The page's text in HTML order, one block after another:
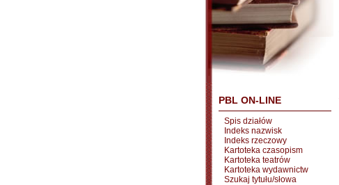
PBL ON-LINE
Spis działów
Indeks nazwisk
Indeks rzeczowy
Kartoteka czasopism
Kartoteka teatrów
Kartoteka wydawnictw
Szukaj tytułu/słowa